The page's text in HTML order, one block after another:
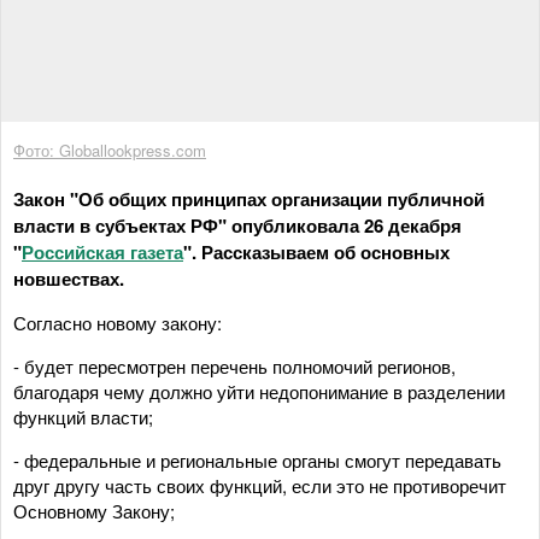
Фото: Globallookpress.com
Закон "Об общих принципах организации публичной
власти в субъектах РФ" опубликовала 26 декабря
"Российская газета". Рассказываем об основных
новшествах.
Согласно новому закону:
- будет пересмотрен перечень полномочий регионов,
благодаря чему должно уйти недопонимание в разделении
функций власти;
- федеральные и региональные органы смогут передавать
друг другу часть своих функций, если это не противоречит
Основному Закону;